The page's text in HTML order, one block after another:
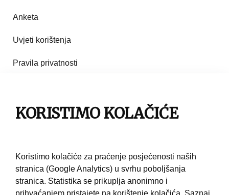
Anketa
Uvjeti korištenja
Pravila privatnosti
Pravila korištenja
KORISTIMO KOLAČIĆE
Koristimo kolačiće za praćenje posjećenosti naših
stranica (Google Analytics) u svrhu poboljšanja
stranica. Statistika se prikuplja anonimno i
prihvaćanjem pristajete na korištenje kolačića. Saznaj